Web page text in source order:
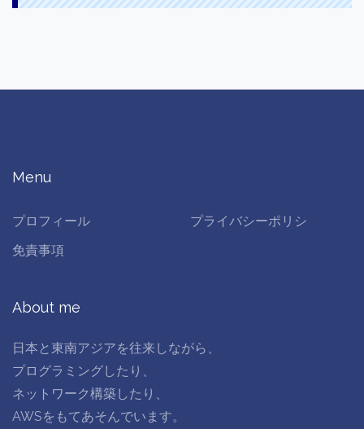
Menu
プロフィール
プライバシーポリシ
免責事項
About me
日本と東南アジアを往来しながら、
プログラミングしたり、
ネットワーク構築したり、
AWSをもてあそんでいます。